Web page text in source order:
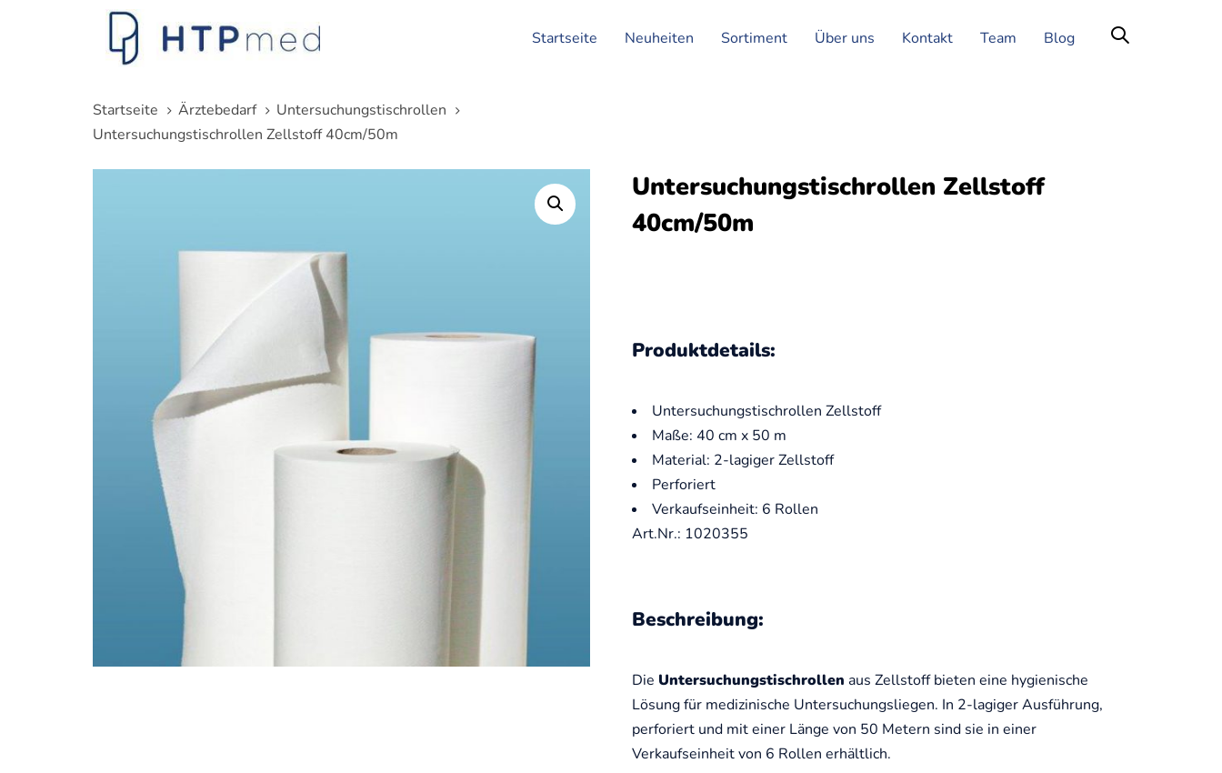
Startseite Neuheiten Sortiment Über uns Kontakt Team Blog
Startseite Ärztebedarf
Untersuchungstischrollen
Untersuchungstischrollen Zellstoff 40cm/50m
Untersuchungstischrollen Zellstoff
40cm/50m
Produktdetails:
Untersuchungstischrollen Zellstoff
Maße: 40 cm x 50 m
Material: 2-lagiger Zellstoff
Perforiert
Verkaufseinheit: 6 Rollen
Art.Nr.: 1020355
Beschreibung:
Die Untersuchungstischrollen aus Zellstoff bieten eine hygienische
Lösung für medizinische Untersuchungsliegen. In 2-lagiger Ausführung,
perforiert und mit einer Länge von 50 Metern sind sie in einer
Verkaufseinheit von 6 Rollen erhältlich.